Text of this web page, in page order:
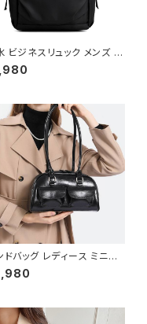
ビジネスリュック メンズ レ
ース PC対応 大容量 通勤リ
ク 通学バッグ バックパック
ズ K-B0273
ドバッグ レディース ミニバ
ショルダーバッグ レトロバッ
国風バッグ コンパクトバッ
ワイト K-B0305